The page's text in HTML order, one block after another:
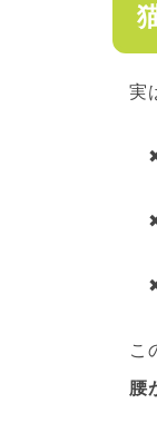
実
こ
腰